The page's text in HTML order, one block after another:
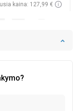
kaina: 127,99 €